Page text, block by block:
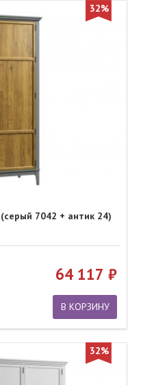
32%
7042 + антик 24)
64 117
В КОРЗИНУ
32%